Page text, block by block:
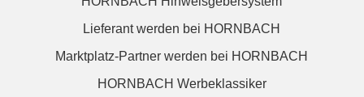
Lieferant werden bei HORNBACH
Marktplatz-Partner werden bei HORNBACH
HORNBACH Werbeklassiker